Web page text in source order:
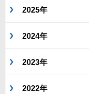
2025年
2024年
2023年
2022年